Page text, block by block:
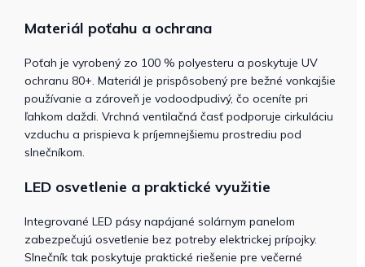
Materiál poťahu a ochrana
Poťah je vyrobený zo 100 % polyesteru a poskytuje UV
ochranu 80+. Materiál je prispôsobený pre bežné vonkajšie
používanie a zároveň je vodoodpudivý, čo oceníte pri
ľahkom daždi. Vrchná ventilačná časť podporuje cirkuláciu
vzduchu a prispieva k príjemnejšiemu prostrediu pod
slnečníkom.
LED osvetlenie a praktické využitie
Integrované LED pásy napájané solárnym panelom
zabezpečujú osvetlenie bez potreby elektrickej prípojky.
Slnečník tak poskytuje praktické riešenie pre večerné